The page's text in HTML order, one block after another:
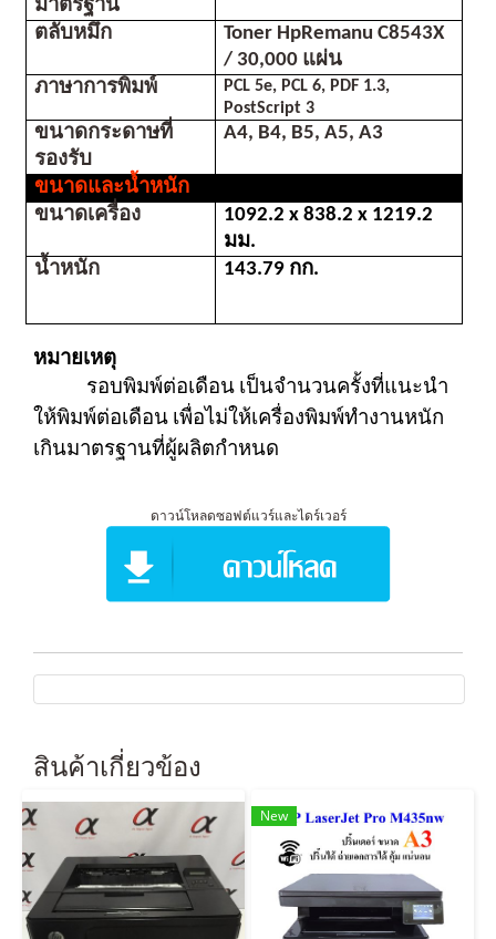
มาตรฐาน
ตลับหมึก
Toner HpRemanu C8543X
/ 30,000 แผ่น
ภาษาการพิมพ์
PCL 5e, PCL 6, PDF 1.3,
PostScript 3
ขนาดกระดาษที่
รองรับ
A4, B4, B5, A5, A3
ขนาดและน้ำหนัก
ขนาดเครื่อง
1092.2 x 838.2 x 1219.2
มม.
น้ำหนัก
143.79 กก.
หมายเหตุ
รอบพิมพ์ต่อเดือน เป็นจำนวนครั้งที่แนะนำ
ให้พิมพ์ต่อเดือน เพื่อไม่ให้เครื่องพิมพ์ทำงานหนัก
เกินมาตรฐานที่ผู้ผลิตกำหนด
ดาวน์โหลดซอฟต์แวร์และไดร์เวอร์
สินค้าเกี่ยวข้อง
New